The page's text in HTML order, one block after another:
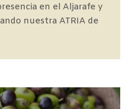
en el Aljarafe y
nuestra ATRIA de